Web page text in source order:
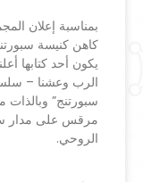
بمناسبة إعلان
كاهن كنيسة
يكون أحد كتابها
الرب وعشنا –
سبورتنج”
مرقس على مدار
الروحي.